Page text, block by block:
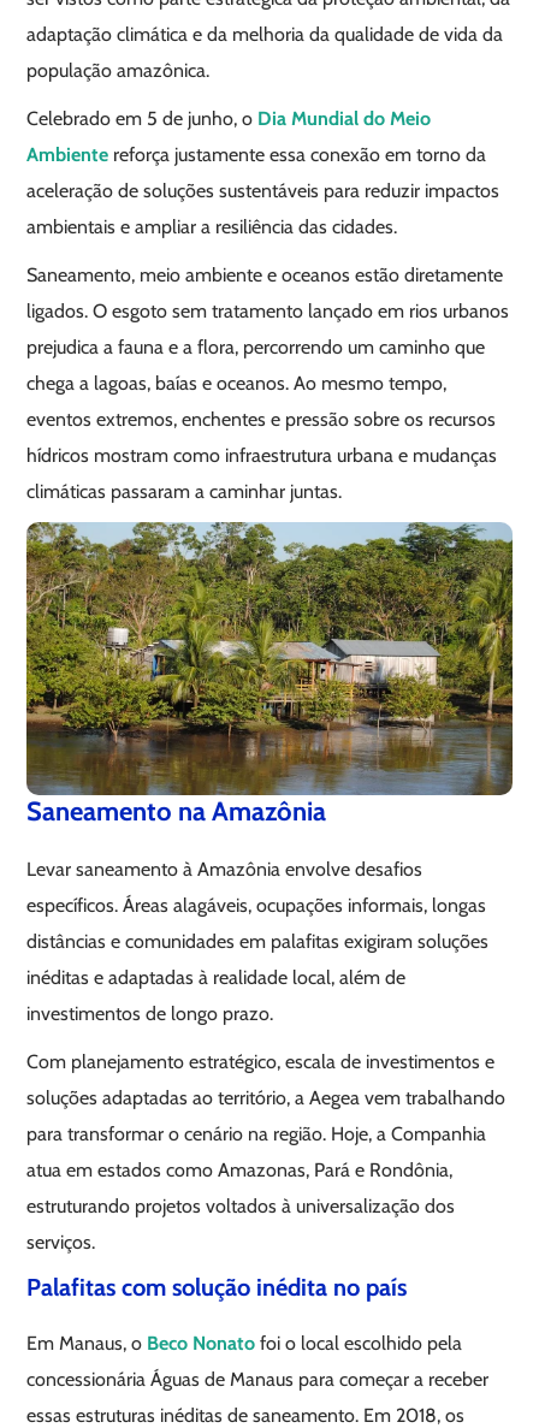
adaptação climática e da melhoria da qualidade de vida da
população amazônica.
Celebrado em 5 de junho, o Dia Mundial do Meio
Ambiente reforça justamente essa conexão em torno da
aceleração de soluções sustentáveis para reduzir impactos
ambientais e ampliar a resiliência das cidades.
Saneamento, meio ambiente e oceanos estão diretamente
ligados. O esgoto sem tratamento lançado em rios urbanos
prejudica a fauna e a flora, percorrendo um caminho que
chega a lagoas, baías e oceanos. Ao mesmo tempo,
eventos extremos, enchentes e pressão sobre os recursos
hídricos mostram como infraestrutura urbana e mudanças
climáticas passaram a caminhar juntas.
Saneamento na Amazônia
Levar saneamento à Amazônia envolve desafios
específicos. Áreas alagáveis, ocupações informais, longas
distâncias e comunidades em palafitas exigiram soluções
inéditas e adaptadas à realidade local, além de
investimentos de longo prazo.
Com planejamento estratégico, escala de investimentos e
soluções adaptadas ao território, a Aegea vem trabalhando
para transformar o cenário na região. Hoje, a Companhia
atua em estados como Amazonas, Pará e Rondônia,
estruturando projetos voltados à universalização dos
serviços.
Palafitas com solução inédita no país
Em Manaus, o Beco Nonato foi o local escolhido pela
concessionária Águas de Manaus para começar a receber
essas estruturas inéditas de saneamento. Em 2018, os